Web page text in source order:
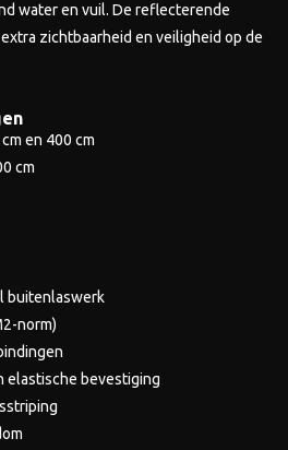
water en vuil. De reflecterende
zichtbaarheid en veiligheid op de
en 400 cm
cm
buitenlaswerk
norm)
elastische bevestiging